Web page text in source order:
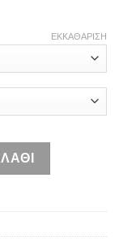
ΕΚΚΑΘΆΡΙΣΗ